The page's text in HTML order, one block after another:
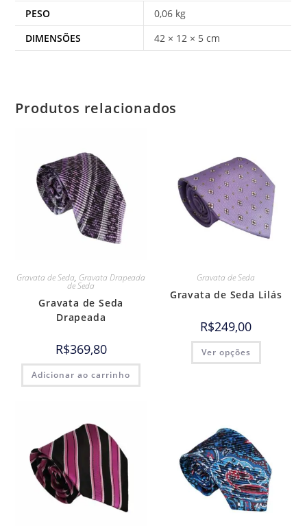
PESO
0,06 kg
DIMENSÕES
42 × 12 × 5 cm
Produtos relacionados
Gravata de Seda, Gravata Drapeada
de Seda
Gravata de Seda
Drapeada
R$369,80
Adicionar ao carrinho
Gravata de Seda
Gravata de Seda Lilás
R$249,00
Ver opções